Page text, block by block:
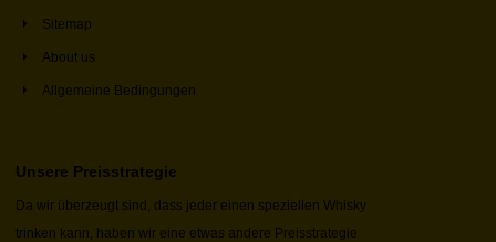
Sitemap
About us
Allgemeine Bedingungen
Unsere Preisstrategie
Da wir überzeugt sind, dass jeder einen speziellen Whisky
trinken kann, haben wir eine etwas andere Preisstrategie